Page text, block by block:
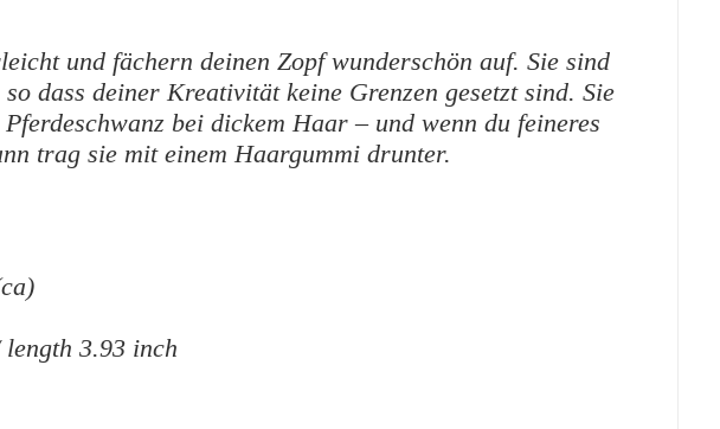
und fächern deinen Zopf wunderschön auf. Sie sind
dass deiner Kreativität keine Grenzen gesetzt sind. Sie
bei dickem Haar – und wenn du feineres
trag sie mit einem Haargummi drunter.
3.93 inch